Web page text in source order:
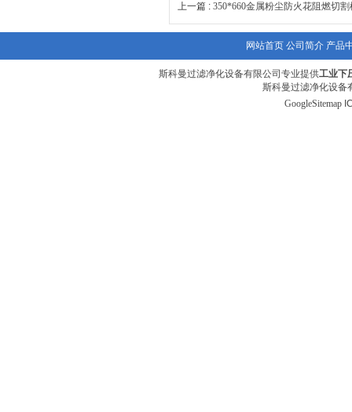
上一篇 : 350*660金属粉尘防火花阻燃切
网站首页 公司简介 产品
斯科曼过滤净化设备有限公司专业提供工业下
斯科曼过滤净化设备
GoogleSitemap